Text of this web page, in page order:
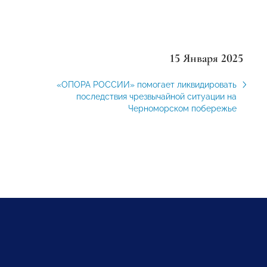
15 Января 2025
«ОПОРА РОССИИ» помогает ликвидировать
последствия чрезвычайной ситуации на
Черноморском побережье